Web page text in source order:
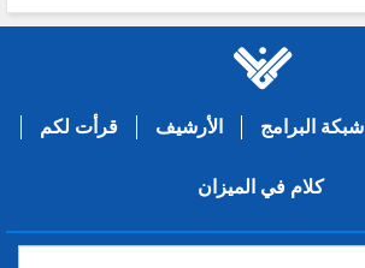
شبكة البرامج الأرشيف قرأت لكم
كلام في الميزان